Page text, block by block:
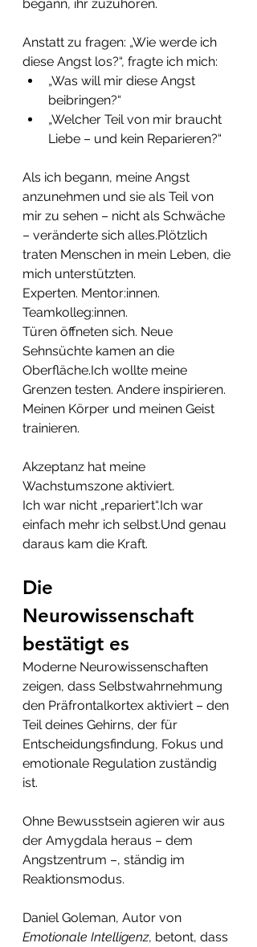
begann, ihr zuzuhören.
Anstatt zu fragen: „Wie werde ich
diese Angst los?“, fragte ich mich:
„Was will mir diese Angst
beibringen?“
„Welcher Teil von mir braucht
Liebe – und kein Reparieren?“
Als ich begann, meine Angst
anzunehmen und sie als Teil von
mir zu sehen – nicht als Schwäche
– veränderte sich alles.Plötzlich
traten Menschen in mein Leben, die
mich unterstützten.
Experten. Mentor:innen.
Teamkolleg:innen.
Türen öffneten sich. Neue
Sehnsüchte kamen an die
Oberfläche.Ich wollte meine
Grenzen testen. Andere inspirieren.
Meinen Körper und meinen Geist
trainieren.
Akzeptanz hat meine
Wachstumszone aktiviert.
Ich war nicht „repariert“.Ich war
einfach mehr ich selbst.Und genau
daraus kam die Kraft.
Die
Neurowissenschaft
bestätigt es
Moderne Neurowissenschaften
zeigen, dass Selbstwahrnehmung
den Präfrontalkortex aktiviert – den
Teil deines Gehirns, der für
Entscheidungsfindung, Fokus und
emotionale Regulation zuständig
ist.
Ohne Bewusstsein agieren wir aus
der Amygdala heraus – dem
Angstzentrum –, ständig im
Reaktionsmodus.
Daniel Goleman, Autor von
Emotionale Intelligenz, betont, dass